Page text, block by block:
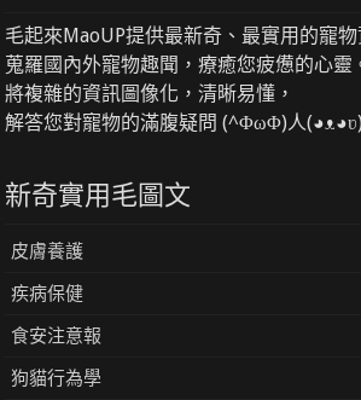
毛起來MaoUP提供最新奇、最實用的寵物
蒐羅國內外寵物趣聞，療癒您疲憊的心靈
將複雜的資訊圖像化，清晰易懂，
解答您對寵物的滿腹疑問 (^ΦωΦ)人(◕ᴥ◕ʋ)
新奇實用毛圖文
皮膚養護
疾病保健
食安注意報
狗貓行為學